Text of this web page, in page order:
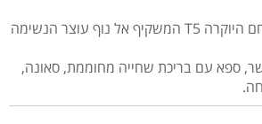
בגג המועדון נמצא מתחם היוקרה T5 המשקיף אל נוף עוצר הנשימה
ספא עם בריכת שחייה מחוממת, סאונה,